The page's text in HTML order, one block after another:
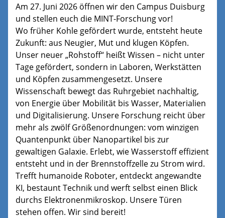
Am 27. Juni 2026 öffnen wir den Campus Duisburg
und stellen euch die MINT-Forschung vor!
Wo früher Kohle gefördert wurde, entsteht heute
Zukunft: aus Neugier, Mut und klugen Köpfen.
Unser neuer „Rohstoff“ heißt Wissen – nicht unter
Tage gefördert, sondern in Laboren, Werkstätten
und Köpfen zusammengesetzt. Unsere
Wissenschaft bewegt das Ruhrgebiet nachhaltig,
von Energie über Mobilität bis Wasser, Materialien
und Digitalisierung. Unsere Forschung reicht über
mehr als zwölf Größenordnungen: vom winzigen
Quantenpunkt über Nanopartikel bis zur
gewaltigen Galaxie. Erlebt, wie Wasserstoff effizient
entsteht und in der Brennstoffzelle zu Strom wird.
Trefft humanoide Roboter, entdeckt angewandte
KI, bestaunt Technik und werft selbst einen Blick
durchs Elektronenmikroskop. Unsere Türen
stehen offen. Wir sind bereit!